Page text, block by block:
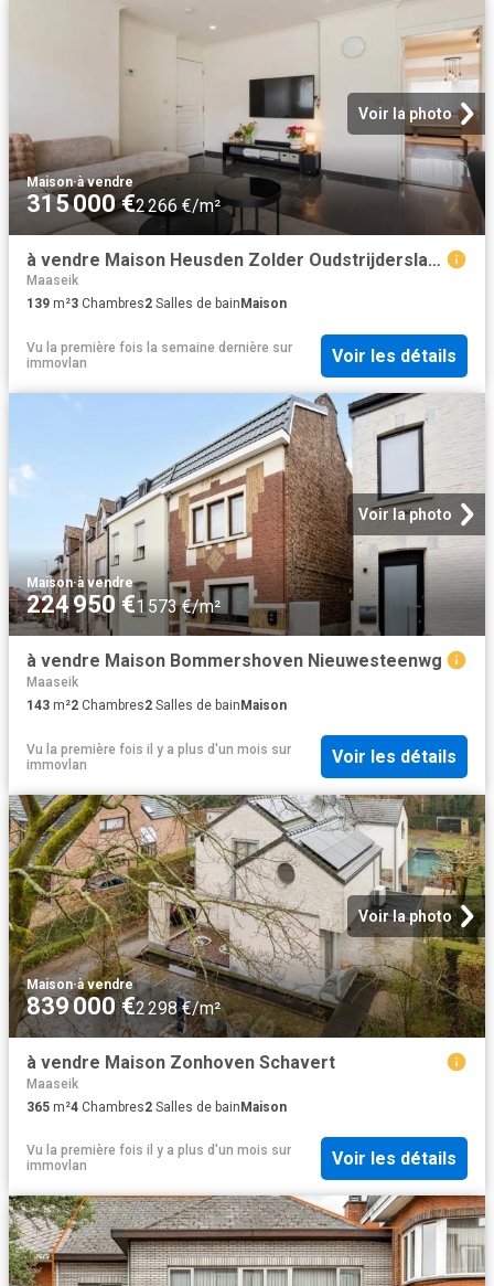
Voir la photo
Maison·à vendre
315 000 €2 266 €/m²
à vendre Maison Heusden Zolder Oudstrijderslaan
Maaseik
139 m²3 Chambres2 Salles de bain Maison
Vu la première fois la semaine dernière sur
immovlan
Voir les détails
Voir la photo
Maison·à vendre
224 950 €1 573 €/m²
à vendre Maison Bommershoven Nieuwesteenwg
Maaseik
143 m²2 Chambres2 Salles de bain Maison
Vu la première fois il y a plus d'un mois sur
immovlan
Voir les détails
Voir la photo
Maison·à vendre
839 000 €2 298 €/m²
à vendre Maison Zonhoven Schavert
Maaseik
365 m²4 Chambres2 Salles de bainMaison
Vu la première fois il y a plus d'un mois sur
immovlan
Voir les détails